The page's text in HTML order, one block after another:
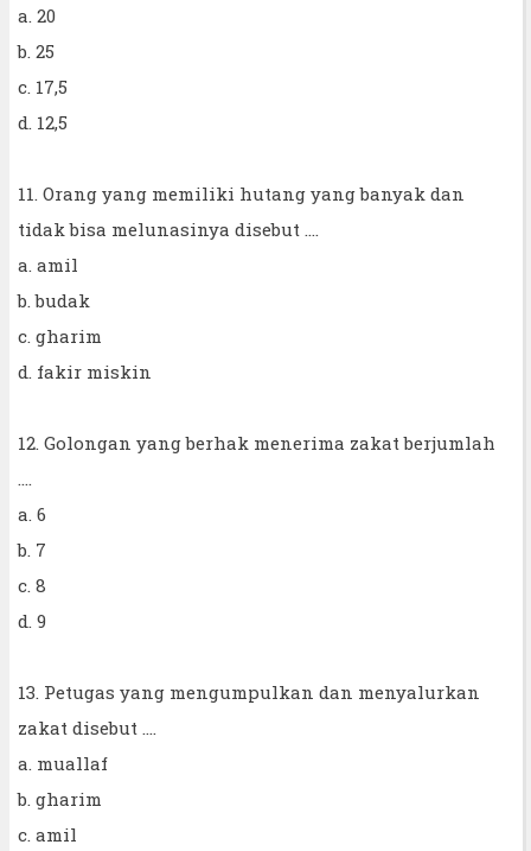
a. 20
b. 25
c. 17,5
d. 12,5
11. Orang yang memiliki hutang yang banyak dan
tidak bisa melunasinya disebut ....
a. amil
b. budak
c. gharim
d. fakir miskin
12. Golongan yang berhak menerima zakat berjumlah
....
a. 6
b. 7
c. 8
d. 9
13. Petugas yang mengumpulkan dan menyalurkan
zakat disebut ....
a. muallaf
b. gharim
c. amil